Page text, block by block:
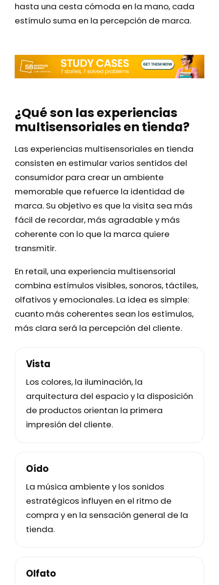
hasta una cesta cómoda en la mano, cada
estímulo suma en la percepción de marca.
¿Qué son las experiencias
multisensoriales en tienda?
Las experiencias multisensoriales en tienda
consisten en estimular varios sentidos del
consumidor para crear un ambiente
memorable que refuerce la identidad de
marca. Su objetivo es que la visita sea más
fácil de recordar, más agradable y más
coherente con lo que la marca quiere
transmitir.
En retail, una experiencia multisensorial
combina estímulos visibles, sonoros, táctiles,
olfativos y emocionales. La idea es simple:
cuanto más coherentes sean los estímulos,
más clara será la percepción del cliente.
Vista
Los colores, la iluminación, la
arquitectura del espacio y la disposición
de productos orientan la primera
impresión del cliente.
Oído
La música ambiente y los sonidos
estratégicos influyen en el ritmo de
compra y en la sensación general de la
tienda.
Olfato